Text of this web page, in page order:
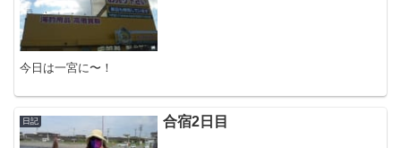
今日は一宮に〜！
日記 合宿2日目